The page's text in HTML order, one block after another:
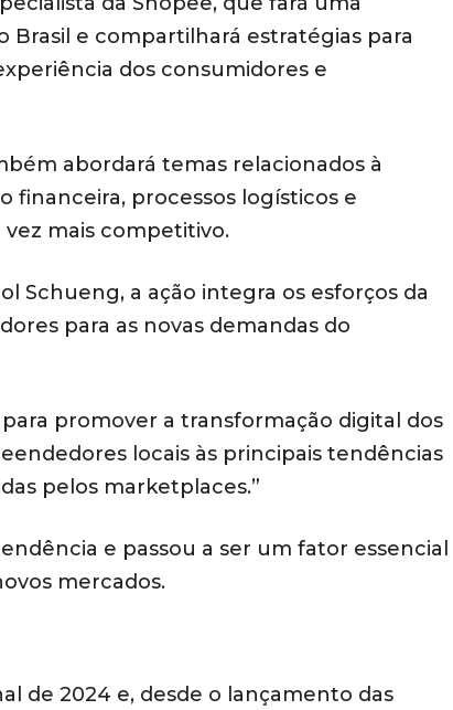
e compartilhará estratégias para
dos consumidores e
abordará temas relacionados à
financeira, processos logísticos e
mais competitivo.
Schueng, a ação integra os esforços da
para as novas demandas do
promover a transformação digital dos
locais às principais tendências
pelos marketplaces.”
e passou a ser um fator essencial
mercados.
de 2024 e, desde o lançamento das